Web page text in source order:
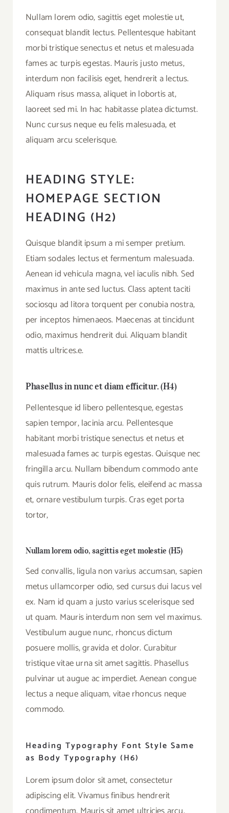
Nullam lorem odio, sagittis eget molestie ut,
consequat blandit lectus. Pellentesque habitant
morbi tristique senectus et netus et malesuada
fames ac turpis egestas. Mauris justo metus,
interdum non facilisis eget, hendrerit a lectus.
Aliquam risus massa, aliquet in lobortis at,
laoreet sed mi. In hac habitasse platea dictumst.
Nunc cursus neque eu felis malesuada, et
aliquam arcu scelerisque.
HEADING STYLE:
HOMEPAGE SECTION
HEADING (H2)
Quisque blandit ipsum a mi semper pretium.
Etiam sodales lectus et fermentum malesuada.
Aenean id vehicula magna, vel iaculis nibh. Sed
maximus in ante sed luctus. Class aptent taciti
sociosqu ad litora torquent per conubia nostra,
per inceptos himenaeos. Maecenas at tincidunt
odio, maximus hendrerit dui. Aliquam blandit
mattis ultrices.e.
Phasellus in nunc et diam efficitur. (H4)
Pellentesque id libero pellentesque, egestas
sapien tempor, lacinia arcu. Pellentesque
habitant morbi tristique senectus et netus et
malesuada fames ac turpis egestas. Quisque nec
fringilla arcu. Nullam bibendum commodo ante
quis rutrum. Mauris dolor felis, eleifend ac massa
et, ornare vestibulum turpis. Cras eget porta
tortor,
Nullam lorem odio, sagittis eget molestie (H5)
Sed convallis, ligula non varius accumsan, sapien
metus ullamcorper odio, sed cursus dui lacus vel
ex. Nam id quam a justo varius scelerisque sed
ut quam. Mauris interdum non sem vel maximus.
Vestibulum augue nunc, rhoncus dictum
posuere mollis, gravida et dolor. Curabitur
tristique vitae urna sit amet sagittis. Phasellus
pulvinar ut augue ac imperdiet. Aenean congue
lectus a neque aliquam, vitae rhoncus neque
commodo.
Heading Typography Font Style Same
as Body Typography (H6)
Lorem ipsum dolor sit amet, consectetur
adipiscing elit. Vivamus finibus hendrerit